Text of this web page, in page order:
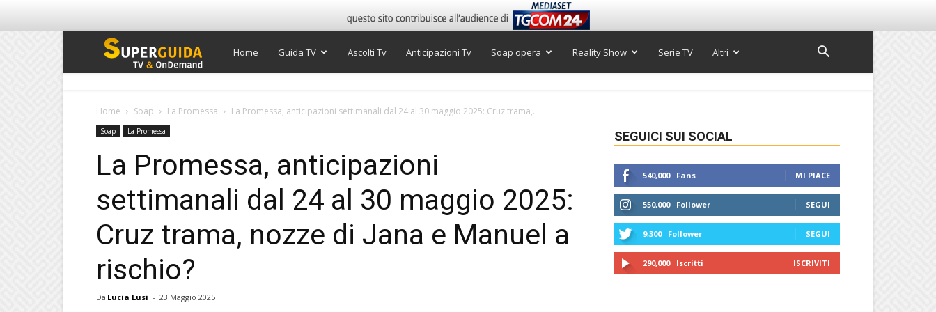
Super
Home Guida TV Ascolti Tv Anticipazioni Tv Soap opera Reality Show Serie TV Altri
Home Soap La Promessa La Promessa, anticipazioni settimanali dal 24 al 30 maggio 2025: Cruz trama,...
Soap La Promessa
La Promessa, anticipazioni
settimanali dal 24 al 30 maggio 2025:
Cruz trama, nozze di Jana e Manuel a
rischio?
Da Lucia Lusi - 23 Maggio 2025
SEGUICI SUI SOCIAL
540,000 Fans MI PIACE
550,000 Follower SEGUI
9,300 Follower SEGUI
290,000 Iscritti ISCRIVITI